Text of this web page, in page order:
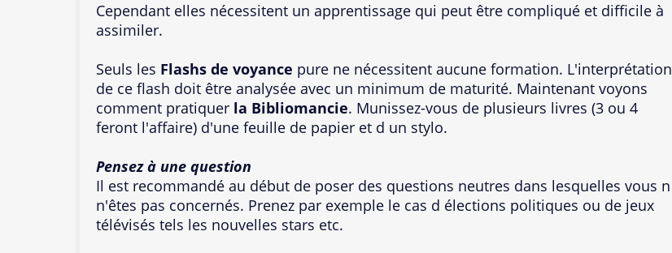
Cependant elles nécessitent un apprentissage qui peut être compliqué et difficile à
assimiler.
Seuls les Flashs de voyance pure ne nécessitent aucune formation. L'interprétation
de ce flash doit être analysée avec un minimum de maturité. Maintenant voyons
comment pratiquer la Bibliomancie. Munissez-vous de plusieurs livres (3 ou 4
feront l'affaire) d'une feuille de papier et d un stylo.
Pensez à une question
Il est recommandé au début de poser des questions neutres dans lesquelles vous n
n'êtes pas concernés. Prenez par exemple le cas d élections politiques ou de jeux
télévisés tels les nouvelles stars etc.